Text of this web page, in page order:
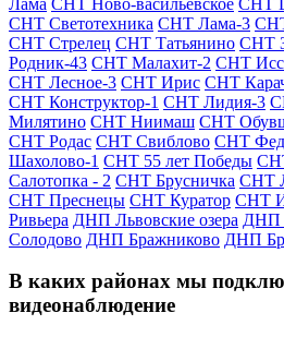
СНТ Светотехника СНТ Лама-3
СНТ Стрелец СНТ Татьянино СНТ
Родник-43 СНТ Малахит-2 СНТ
СНТ Лесное-3 СНТ Ирис СНТ
СНТ Конструктор-1 СНТ Лидия-3
Милятино СНТ Ниимаш СНТ
СНТ Родас СНТ Свиблово СНТ
Шахолово-1 СНТ 55 лет Победы
Салотопка - 2 СНТ Брусничка СНТ
СНТ Преснецы СНТ Куратор СНТ
Ривьера ДНП Львовские озера ДНП
Солодово ДНП Бражниково ДНП
В каких районах мы
видеонаблюдение